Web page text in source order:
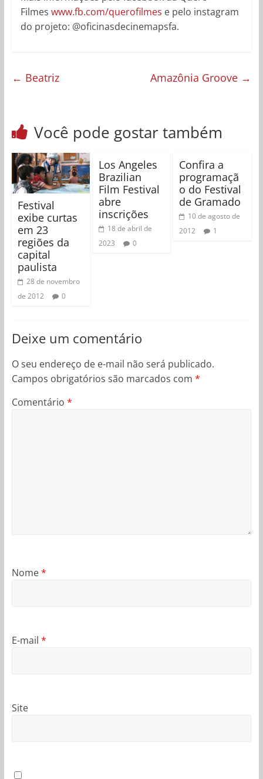
Filmes www.fb.com/querofilmes e pelo instagram
do projeto: @oficinasdecinemapsfa.
← Beatriz Amazônia Groove →
Você pode gostar também
Festival
exibe curtas
em 23
regiões da
capital
paulista
28 de novembro
de 2012
0
Los Angeles
Brazilian
Film Festival
abre
inscrições
18 de abril de
2023
0
Confira a
programaçã
o do Festival
de Gramado
10 de agosto de
2012
1
Deixe um comentário
O seu endereço de e-mail não será publicado.
Campos obrigatórios são marcados com *
Comentário *
Nome*
E-mail *
Site